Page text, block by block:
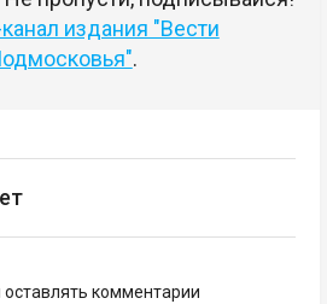
издания "Вести
.
оставлять комментарии